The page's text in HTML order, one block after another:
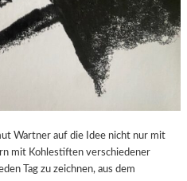
Wartner auf die Idee nicht nur mit
mit Kohlestiften verschiedener
Tag zu zeichnen, aus dem